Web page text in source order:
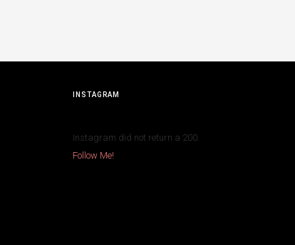
INSTAGRAM
Instagram did not return a 200.
Follow Me!